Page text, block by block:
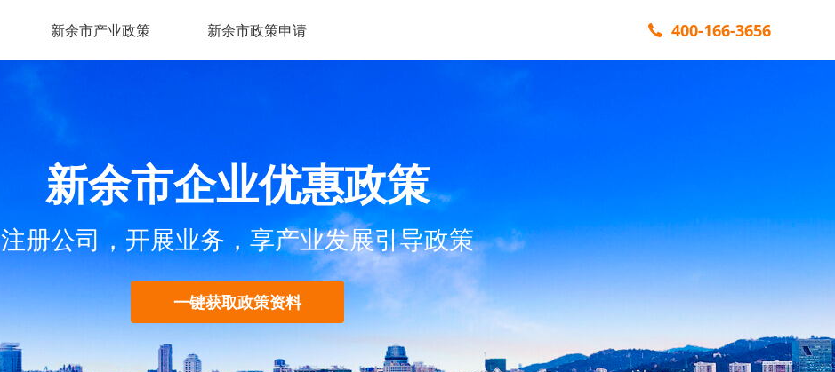
新余市产业政策 新余市政策申请 400-166-3656
新余市企业优惠政策
注册公司，开展业务，享产业发展引导政策
一键获取政策资料